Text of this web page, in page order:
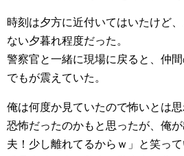
時刻は夕方に近付いてはいたけど
ない夕暮れ程度だった。
警察官と一緒に現場に戻ると、仲
でもが震えていた。
俺は何度か見ていたので怖いとは
恐怖だったのかもと思ったが、俺
夫！少し離れてるからｗ」と笑って